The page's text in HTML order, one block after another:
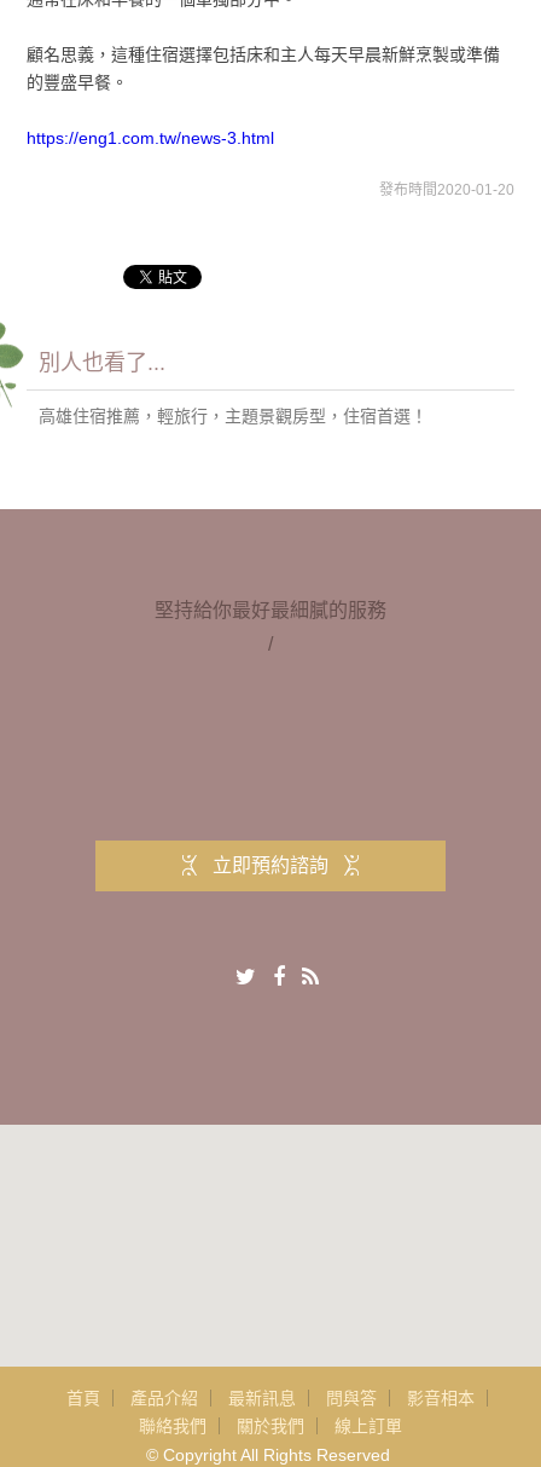
顧名思義，這種住宿選擇包括床和主人每天早晨新鮮烹製或準備
的豐盛早餐。
https://eng1.com.tw/news-3.html
發布時間2020-01-20
別人也看了...
高雄住宿推薦，輕旅行，主題景觀房型，住宿首選！
堅持給你最好最細膩的服務
/
立即預約諮詢
首頁 產品介紹 最新訊息 問與答
影音相本
聯絡我們
關於我們
線上訂單
© Copyright All Rights Reserved